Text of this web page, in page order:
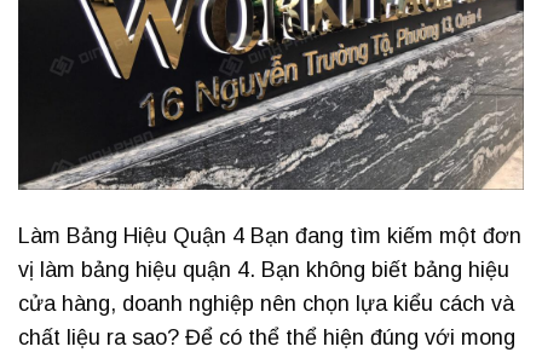
Làm Bảng Hiệu Quận 4 Bạn đang tìm kiếm một đơn
vị làm bảng hiệu quận 4. Bạn không biết bảng hiệu
cửa hàng, doanh nghiệp nên chọn lựa kiểu cách và
chất liệu ra sao? Để có thể thể hiện đúng với mong